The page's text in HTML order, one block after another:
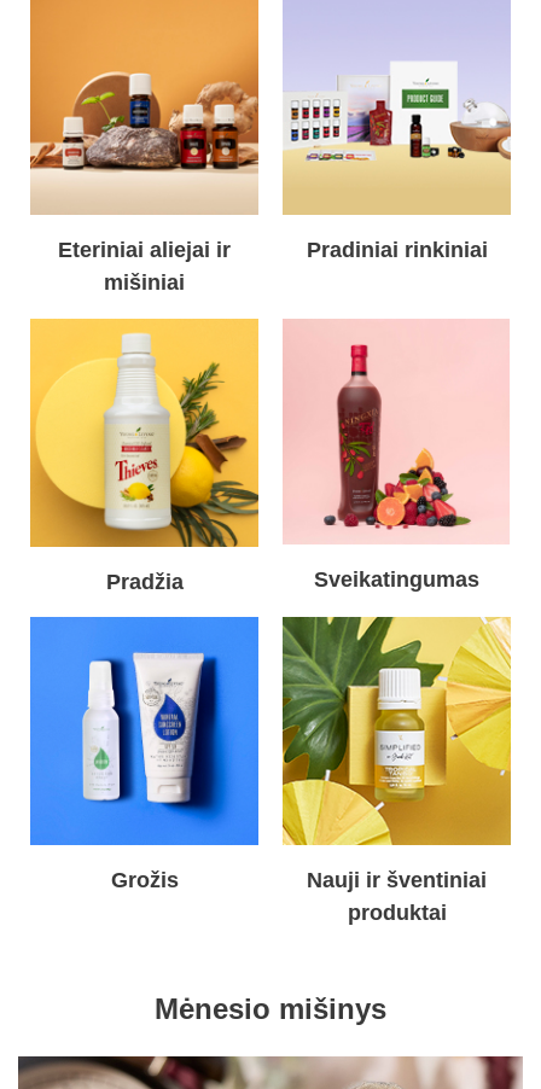
Eteriniai aliejai ir
mišiniai
Pradiniai rinkiniai
Pradžia Sveikatingumas
Grožis
Nauji ir šventiniai
produktai
Mėnesio mišinys